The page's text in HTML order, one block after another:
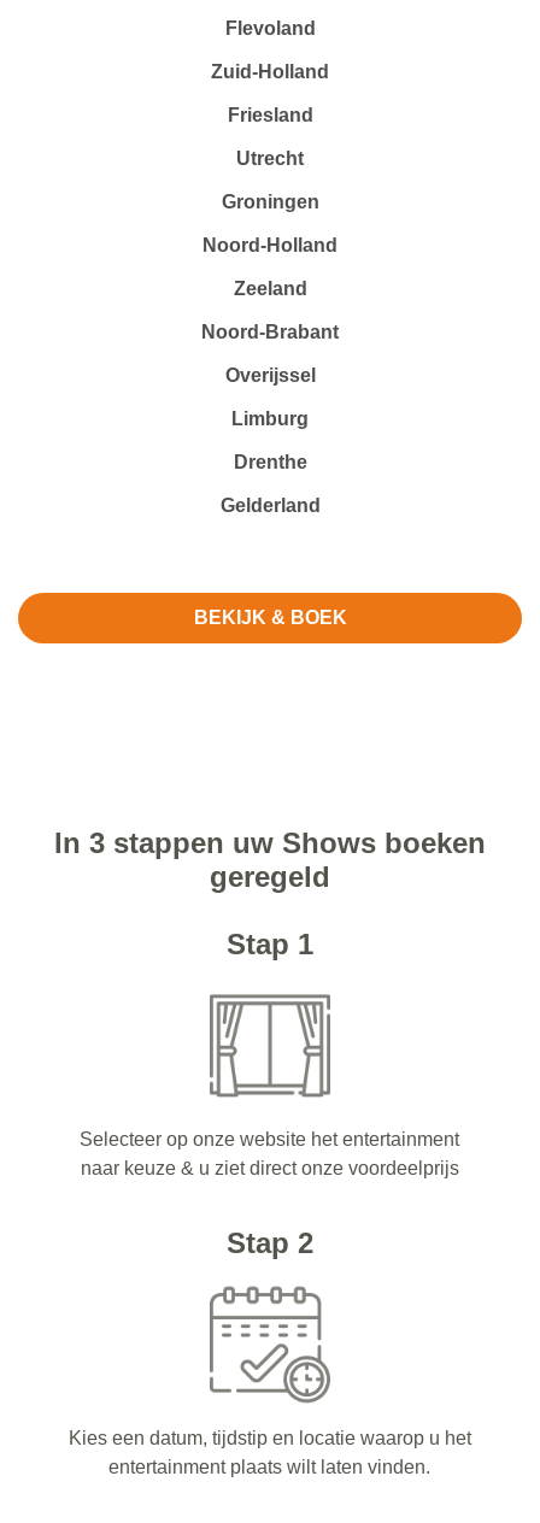
Flevoland
Zuid-Holland
Friesland
Utrecht
Groningen
Noord-Holland
Zeeland
Noord-Brabant
Overijssel
Limburg
Drenthe
Gelderland
BEKIJK & BOEK
In 3 stappen uw Shows boeken
geregeld
Stap 1
Selecteer op onze website het entertainment
naar keuze & u ziet direct onze voordeelprijs
Stap 2
Kies een datum, tijdstip en locatie waarop u het
entertainment plaats wilt laten vinden.